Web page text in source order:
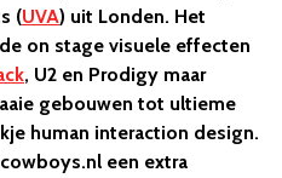
(UVA) uit Londen. Het
on stage visuele effecten
, U2 en Prodigy maar
gebouwen tot ultieme
human interaction design.
een extra